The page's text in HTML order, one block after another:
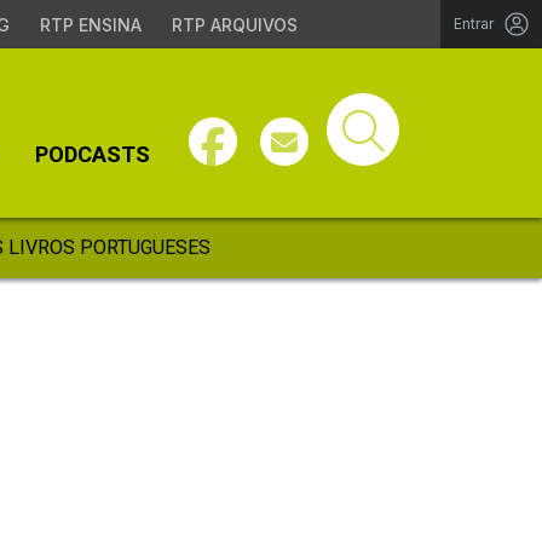
RTP ENSINA RTP ARQUIVOS Entrar
PODCASTS
LIVROS PORTUGUESES